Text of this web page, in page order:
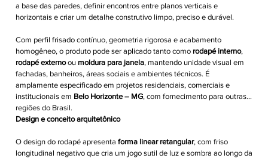
a base das paredes, definir encontros entre planos verticais e
horizontais e criar um detalhe construtivo limpo, preciso e durável.
Com perfil frisado contínuo, geometria rigorosa e acabamento
homogêneo, o produto pode ser aplicado tanto como rodapé interno,
rodapé externoou moldura para janela, mantendo unidade visual em
fachadas, banheiros, áreas sociais e ambientes técnicos. É
amplamente especificado em projetos residenciais, comerciais e
institucionais em Belo Horizonte – MG, com fornecimento para outras
regiões do Brasil.
Design e conceito arquitetônico
O design do rodapé apresenta forma linear retangular, com friso
longitudinal negativo que cria um jogo sutil de luz e sombra ao longo da